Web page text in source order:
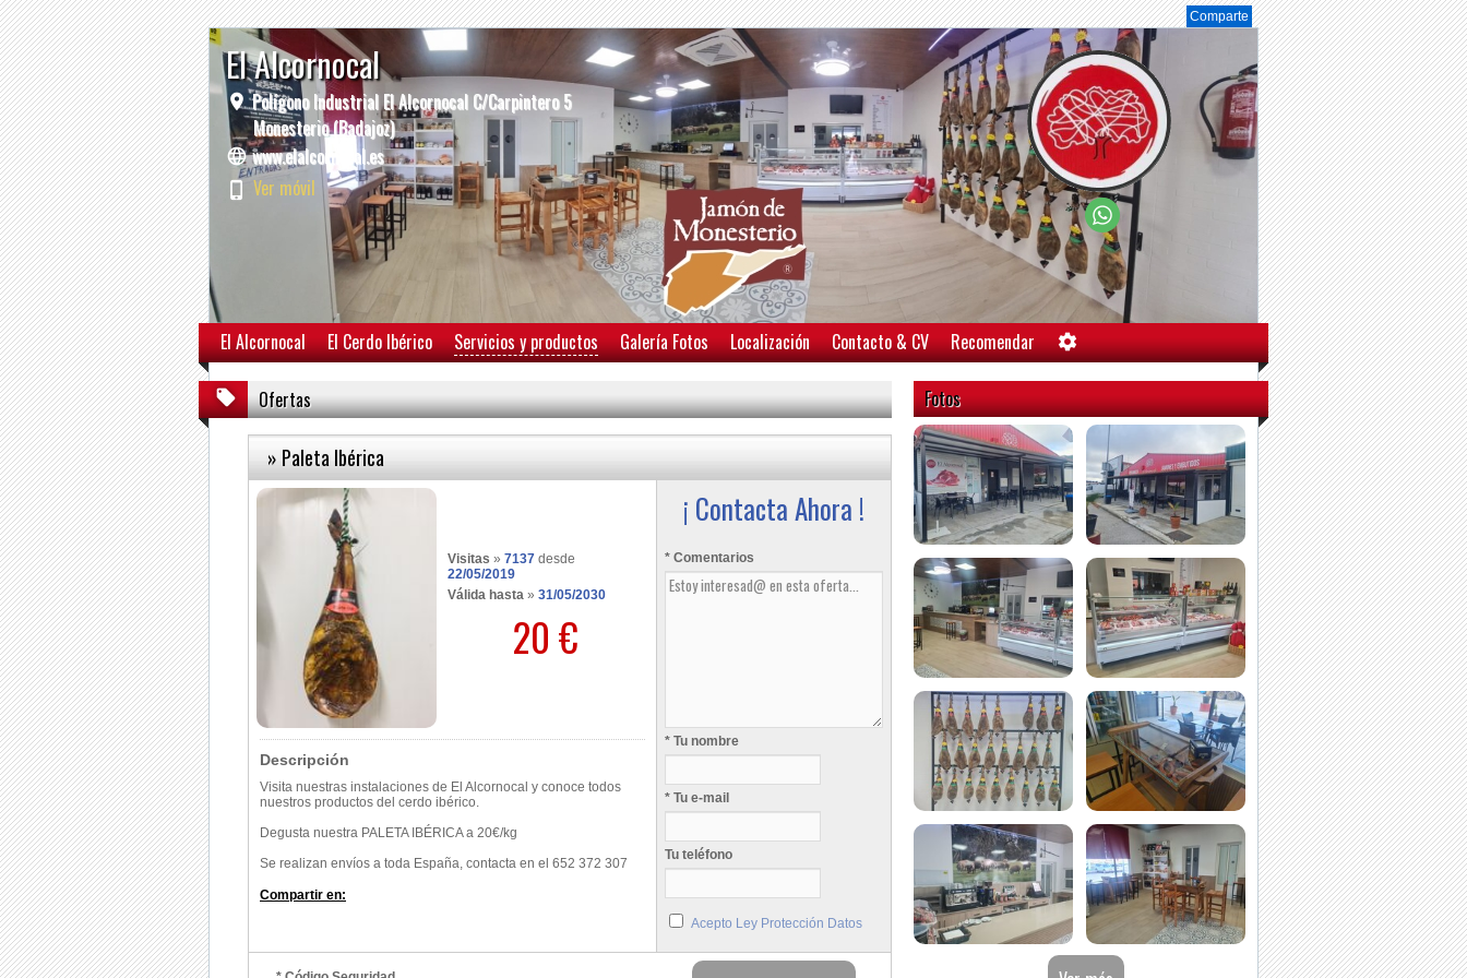
Comparte
El Alcornocal
Polígono Industrial El Alcornocal C/Carpintero 5
Monesterio (Badajoz)
www.elalcornocal.es
Ver móvil
El Alcornocal El Cerdo Ibérico Servicios y productos Galería Fotos Localización Contacto & CV Recomendar
Ofertas
» Paleta Ibérica
Visitas » 7137 desde
22/05/2019
Válida hasta » 31/05/2030
20 €
Descripción
Visita nuestras instalaciones de El Alcornocal y conoce todos
nuestros productos del cerdo ibérico.
Degusta nuestra PALETA IBÉRICA a 20€/kg
Se realizan envíos a toda España, contacta en el 652 372 307
Compartir en:
¡ Contacta Ahora !
* Comentarios
* Tu nombre
* Tu e-mail
Tu teléfono
Acepto Ley Protección Datos
Fotos